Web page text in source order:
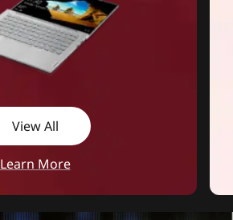
View All
Learn More